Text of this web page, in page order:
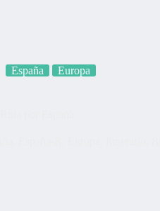
España Europa